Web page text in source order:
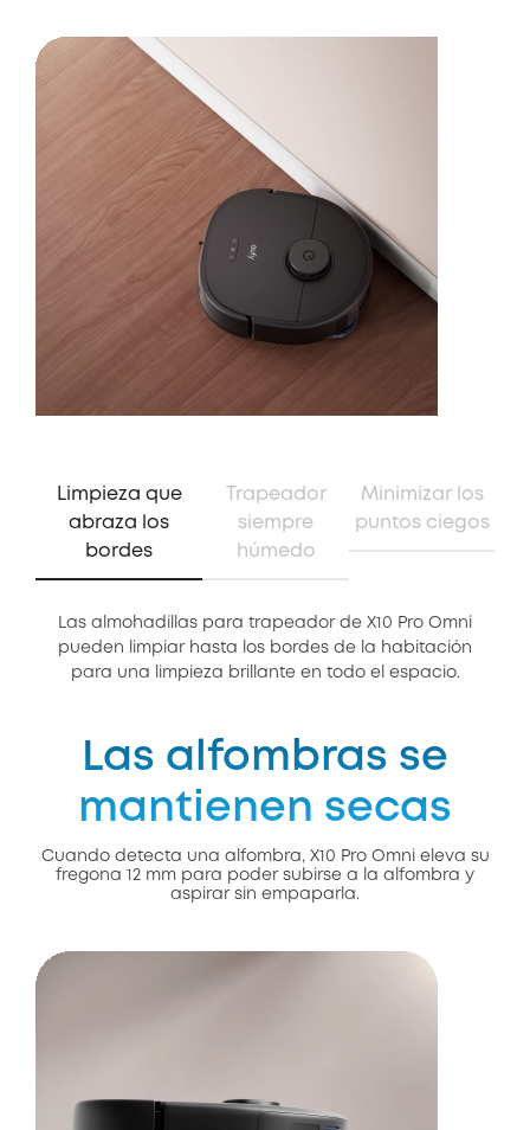
Limpieza que
abraza los
bordes
Trapeador
siempre
húmedo
Minimizar los
puntos ciegos
Las almohadillas para trapeador de X10 Pro Omni
pueden limpiar hasta los bordes de la habitación
para una limpieza brillante en todo el espacio.
Las alfombras se
mantienen secas
Cuando detecta una alfombra, X10 Pro Omni eleva su
fregona 12 mm para poder subirse a la alfombra y
aspirar sin empaparla.